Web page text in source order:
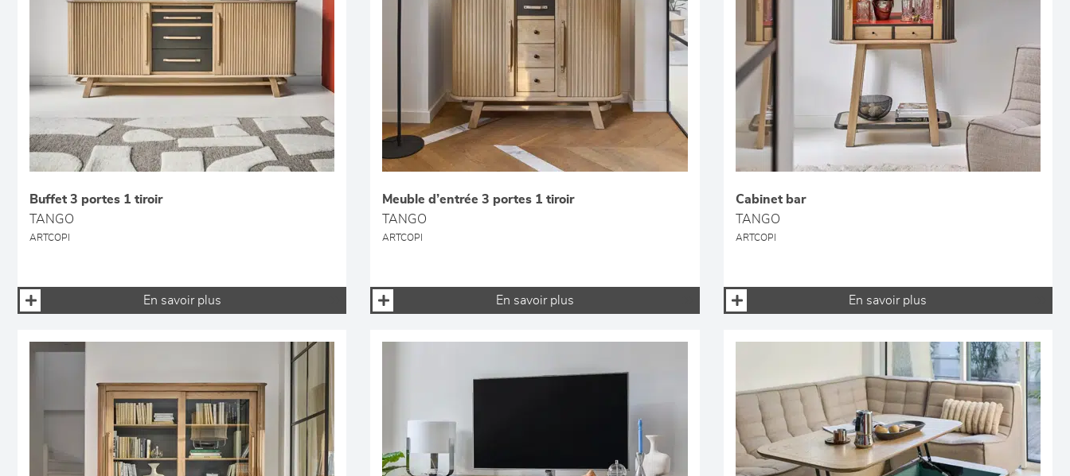
Buffet 3 portes 1 tiroir
TANGO
ARTCOPI
En savoir plus
Meuble d’entrée 3 portes 1 tiroir
TANGO
ARTCOPI
En savoir plus
Cabinet bar
TANGO
ARTCOPI
En savoir plus